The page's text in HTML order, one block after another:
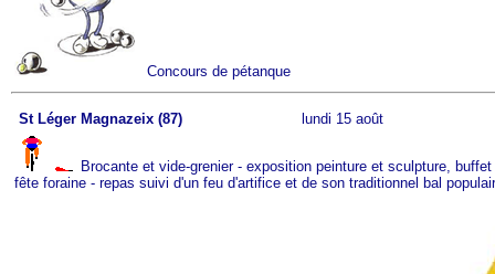
Concours de pétanque
St Léger Magnazeix (87) lundi 15 août
Brocante et vide-grenier - exposition peinture et sculpture,
fête foraine - repas suivi d'un feu d'artifice et de son traditionnel bal